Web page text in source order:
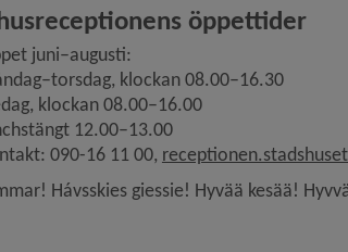
efter cyberangrepp)
avtal – krävs på 7,5 miljoner
Superkommun 2025)
öppettider
juni–augusti:
klockan 08.00–16.30
klockan 08.00–16.00
12.00–13.00
090-16 11 00,
Hávsskies giessie! Hyvää kesää!